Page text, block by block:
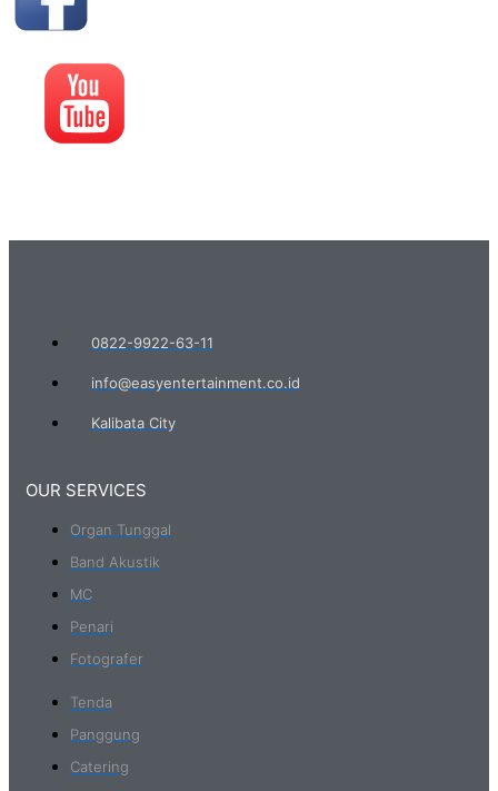
0822-9922-63-11
info@easyentertainment.co.id
Kalibata City
OUR SERVICES
Organ Tunggal
Band Akustik
MC
Penari
Fotografer
Tenda
Panggung
Catering